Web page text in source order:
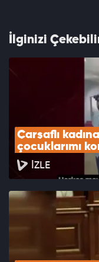
İlginizi
Çarşaflı
çocuklarımı
İZLE